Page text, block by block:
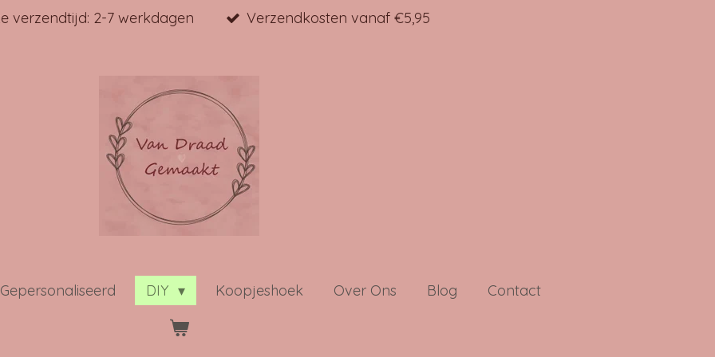
verzendtijd: 2-7 werkdagen Verzendkosten vanaf €5,95
Gepersonaliseerd DIY Koopjeshoek Over Ons Blog Contact